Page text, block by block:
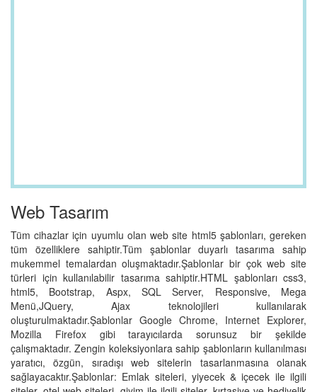
Web Tasarım
Tüm cihazlar için uyumlu olan web site html5 şablonları, gereken
tüm özelliklere sahiptir.Tüm şablonlar duyarlı tasarıma sahip
mukemmel temalardan oluşmaktadır.Şablonlar bir çok web site
türleri için kullanılabilir tasarıma sahiptir.HTML şablonları css3,
html5, Bootstrap, Aspx, SQL Server, Responsive, Mega
Menü,JQuery, Ajax teknolojileri kullanılarak
oluşturulmaktadır.Şablonlar Google Chrome, Internet Explorer,
Mozilla Firefox gibi tarayıcılarda sorunsuz bir şekilde
çalışmaktadır. Zengin koleksiyonlara sahip şablonların kullanılması
yaratıcı, özgün, sıradışı web sitelerin tasarlanmasına olanak
sağlayacaktır.Şablonlar: Emlak siteleri, yiyecek & içecek ile ilgili